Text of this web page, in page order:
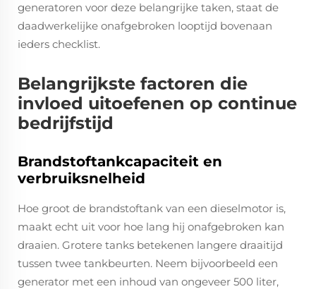
generatoren voor deze belangrijke taken, staat de
daadwerkelijke onafgebroken looptijd bovenaan
ieders checklist.
Belangrijkste factoren die
invloed uitoefenen op continue
bedrijfstijd
Brandstoftankcapaciteit en
verbruiksnelheid
Hoe groot de brandstoftank van een dieselmotor is,
maakt echt uit voor hoe lang hij onafgebroken kan
draaien. Grotere tanks betekenen langere draaitijd
tussen twee tankbeurten. Neem bijvoorbeeld een
generator met een inhoud van ongeveer 500 liter,